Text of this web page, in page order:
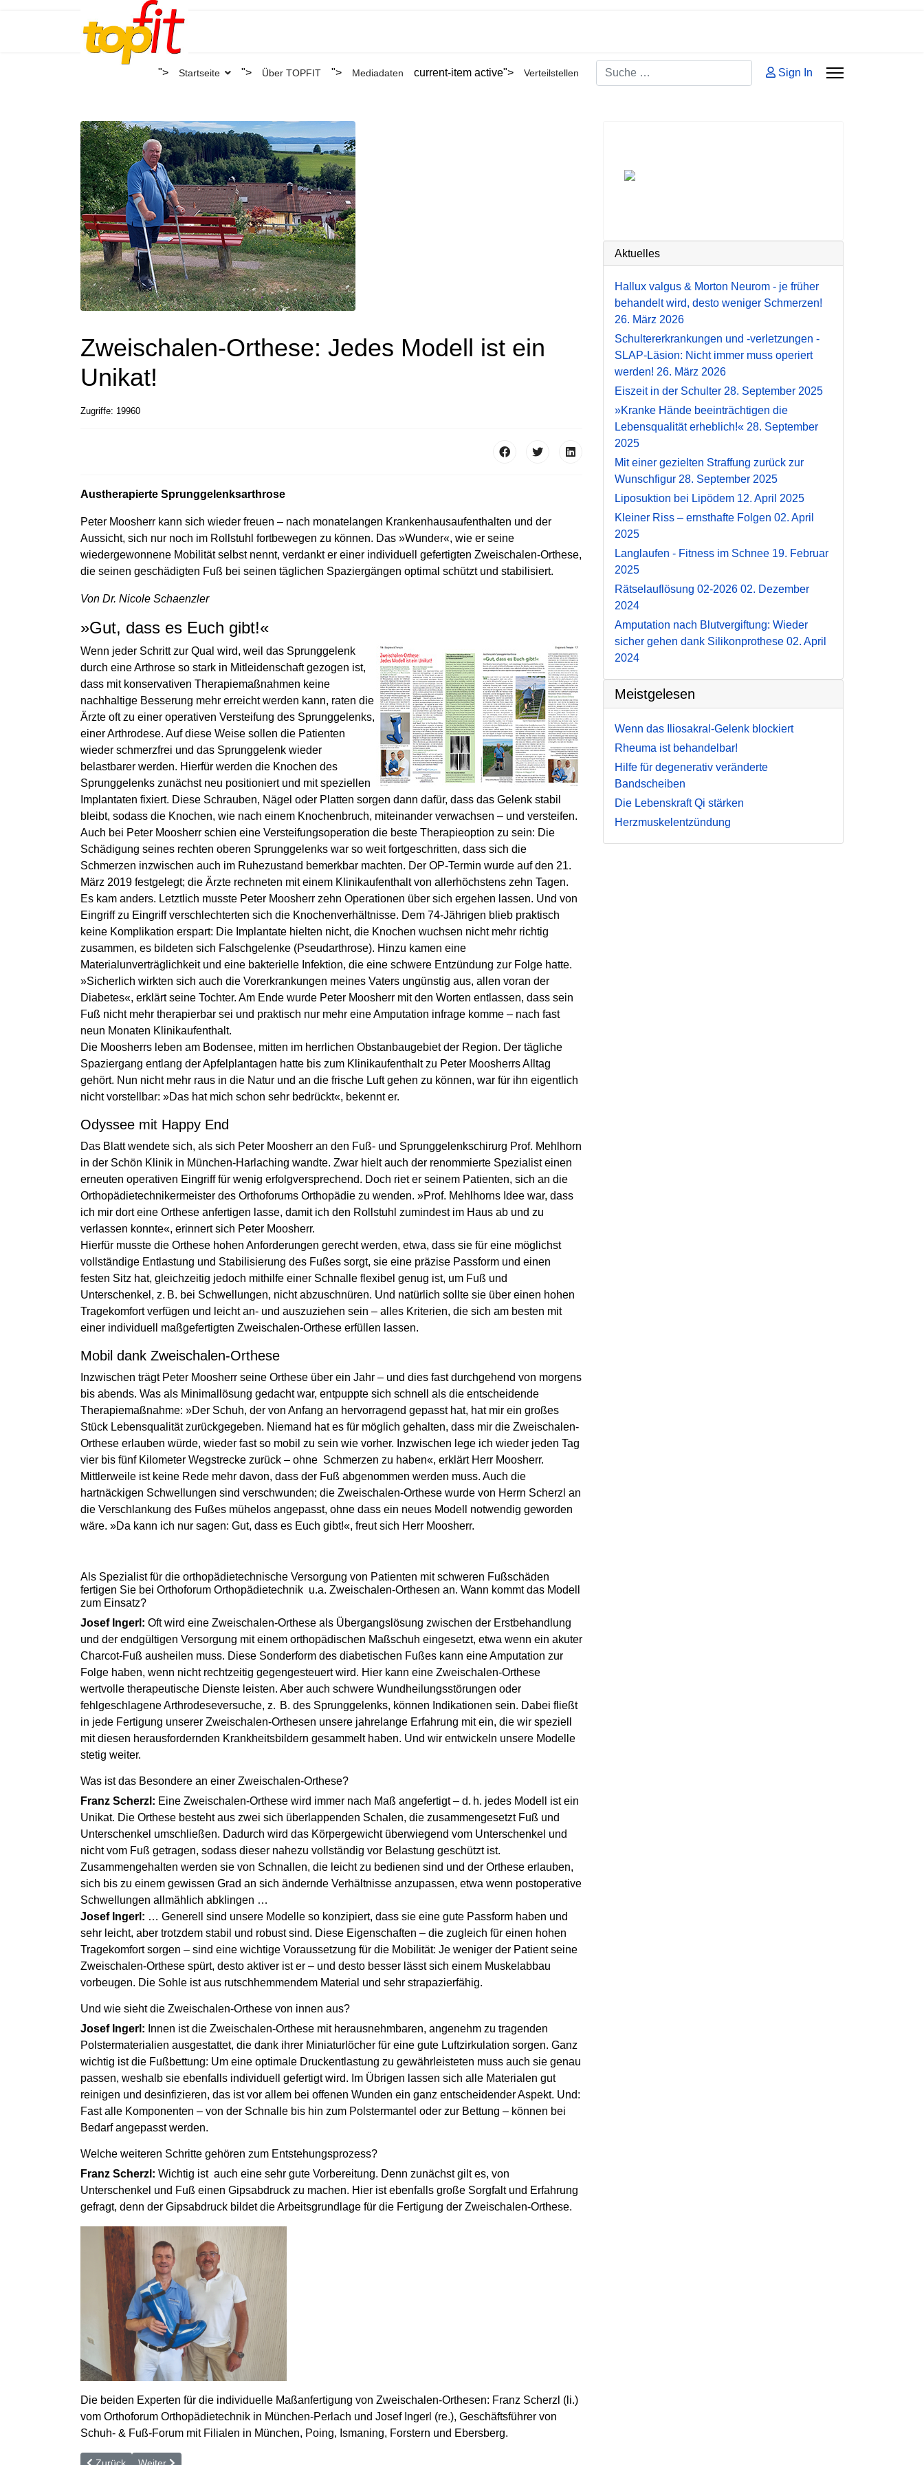
"> Startseite "> Über TOPFIT "> Mediadaten current-item active"> Verteilstellen Suchen Sign In
Zweischalen-Orthese: Jedes Modell ist ein
Unikat!
Zugriffe: 19960
Austherapierte Sprunggelenksarthrose
Peter Moosherr kann sich wieder freuen – nach monatelangen Krankenhausaufenthalten und der
Aussicht, sich nur noch im Rollstuhl fortbewegen zu können. Das »Wunder«, wie er seine
wiedergewonnene Mobilität selbst nennt, verdankt er einer individuell gefertigten Zweischalen-Orthese,
die seinen geschädigten Fuß bei seinen täglichen Spaziergängen optimal schützt und stabilisiert.
Von Dr. Nicole Schaenzler
»Gut, dass es Euch gibt!«
Wenn jeder Schritt zur Qual wird, weil das Sprunggelenk
durch eine Arthrose so stark in Mitleidenschaft gezogen ist,
dass mit konservativen Therapiemaßnahmen keine
nachhaltige Besserung mehr erreicht werden kann, raten die
Ärzte oft zu einer operativen Versteifung des Sprunggelenks,
einer Arthrodese. Auf diese Weise sollen die Patienten
wieder schmerzfrei und das Sprunggelenk wieder
belastbarer werden. Hierfür werden die Knochen des
Sprunggelenks zunächst neu positioniert und mit speziellen
Implantaten fixiert. Diese Schrauben, Nägel oder Platten sorgen dann dafür, dass das Gelenk stabil
bleibt, sodass die Knochen, wie nach einem Knochenbruch, miteinander verwachsen – und versteifen.
Auch bei Peter Moosherr schien eine Versteifungsoperation die beste Therapieoption zu sein: Die
Schädigung seines rechten oberen Sprunggelenks war so weit fortgeschritten, dass sich die
Schmerzen inzwischen auch im Ruhezustand bemerkbar machten. Der OP-Termin wurde auf den 21.
März 2019 festgelegt; die Ärzte rechneten mit einem Klinikaufenthalt von allerhöchstens zehn Tagen.
Es kam anders. Letztlich musste Peter Moosherr zehn Operationen über sich ergehen lassen. Und von
Eingriff zu Eingriff verschlechterten sich die Knochenverhältnisse. Dem 74-Jährigen blieb praktisch
keine Komplikation erspart: Die Implantate hielten nicht, die Knochen wuchsen nicht mehr richtig
zusammen, es bildeten sich Falschgelenke (Pseudarthrose). Hinzu kamen eine
Materialunverträglichkeit und eine bakterielle Infektion, die eine schwere Entzündung zur Folge hatte.
»Sicherlich wirkten sich auch die Vorerkrankungen meines Vaters ungünstig aus, allen voran der
Diabetes«, erklärt seine Tochter. Am Ende wurde Peter Moosherr mit den Worten entlassen, dass sein
Fuß nicht mehr therapierbar sei und praktisch nur mehr eine Amputation infrage komme – nach fast
neun Monaten Klinikaufenthalt.
Die Moosherrs leben am Bodensee, mitten im herrlichen Obstanbaugebiet der Region. Der tägliche
Spaziergang entlang der Apfelplantagen hatte bis zum Klinikaufenthalt zu Peter Moosherrs Alltag
gehört. Nun nicht mehr raus in die Natur und an die frische Luft gehen zu können, war für ihn eigentlich
nicht vorstellbar: »Das hat mich schon sehr bedrückt«, bekennt er.
Odyssee mit Happy End
Das Blatt wendete sich, als sich Peter Moosherr an den Fuß- und Sprunggelenkschirurg Prof. Mehlhorn
in der Schön Klinik in München-Harlaching wandte. Zwar hielt auch der renommierte Spezialist einen
erneuten operativen Eingriff für wenig erfolgversprechend. Doch riet er seinem Patienten, sich an die
Orthopädietechnikermeister des Orthoforums Orthopädie zu wenden. »Prof. Mehlhorns Idee war, dass
ich mir dort eine Orthese anfertigen lasse, damit ich den Rollstuhl zumindest im Haus ab und zu
verlassen konnte«, erinnert sich Peter Moosherr.
Hierfür musste die Orthese hohen Anforderungen gerecht werden, etwa, dass sie für eine möglichst
vollständige Entlastung und Stabilisierung des Fußes sorgt, sie eine präzise Passform und einen
festen Sitz hat, gleichzeitig jedoch mithilfe einer Schnalle flexibel genug ist, um Fuß und
Unterschenkel, z. B. bei Schwellungen, nicht abzuschnüren. Und natürlich sollte sie über einen hohen
Tragekomfort verfügen und leicht an- und auszuziehen sein – alles Kriterien, die sich am besten mit
einer individuell maßgefertigten Zweischalen-Orthese erfüllen lassen.
Mobil dank Zweischalen-Orthese
Inzwischen trägt Peter Moosherr seine Orthese über ein Jahr – und dies fast durchgehend von morgens
bis abends. Was als Minimallösung gedacht war, entpuppte sich schnell als die entscheidende
Therapiemaßnahme: »Der Schuh, der von Anfang an hervorragend gepasst hat, hat mir ein großes
Stück Lebensqualität zurückgegeben. Niemand hat es für möglich gehalten, dass mir die Zweischalen-
Orthese erlauben würde, wieder fast so mobil zu sein wie vorher. Inzwischen lege ich wieder jeden Tag
vier bis fünf Kilometer Wegstrecke zurück – ohne Schmerzen zu haben«, erklärt Herr Moosherr.
Mittlerweile ist keine Rede mehr davon, dass der Fuß abgenommen werden muss. Auch die
hartnäckigen Schwellungen sind verschwunden; die Zweischalen-Orthese wurde von Herrn Scherzl an
die Verschlankung des Fußes mühelos angepasst, ohne dass ein neues Modell notwendig geworden
wäre. »Da kann ich nur sagen: Gut, dass es Euch gibt!«, freut sich Herr Moosherr.
Als Spezialist für die orthopädietechnische Versorgung von Patienten mit schweren Fußschäden
fertigen Sie bei Orthoforum Orthopädietechnik u.a. Zweischalen-Orthesen an. Wann kommt das Modell
zum Einsatz?
Josef Ingerl: Oft wird eine Zweischalen-Orthese als Übergangslösung zwischen der Erstbehandlung
und der endgültigen Versorgung mit einem orthopädischen Maßschuh eingesetzt, etwa wenn ein akuter
Charcot-Fuß ausheilen muss. Diese Sonderform des diabetischen Fußes kann eine Amputation zur
Folge haben, wenn nicht rechtzeitig gegengesteuert wird. Hier kann eine Zweischalen-Orthese
wertvolle therapeutische Dienste leisten. Aber auch schwere Wundheilungsstörungen oder
fehlgeschlagene Arthrodeseversuche, z. B. des Sprunggelenks, können Indikationen sein. Dabei fließt
in jede Fertigung unserer Zweischalen-Orthesen unsere jahrelange Erfahrung mit ein, die wir speziell
mit diesen herausfordernden Krankheitsbildern gesammelt haben. Und wir entwickeln unsere Modelle
stetig weiter.
Was ist das Besondere an einer Zweischalen-Orthese?
Franz Scherzl: Eine Zweischalen-Orthese wird immer nach Maß angefertigt – d. h. jedes Modell ist ein
Unikat. Die Orthese besteht aus zwei sich überlappenden Schalen, die zusammengesetzt Fuß und
Unterschenkel umschließen. Dadurch wird das Körpergewicht überwiegend vom Unterschenkel und
nicht vom Fuß getragen, sodass dieser nahezu vollständig vor Belastung geschützt ist.
Zusammengehalten werden sie von Schnallen, die leicht zu bedienen sind und der Orthese erlauben,
sich bis zu einem gewissen Grad an sich ändernde Verhältnisse anzupassen, etwa wenn postoperative
Schwellungen allmählich abklingen …
Josef Ingerl: … Generell sind unsere Modelle so konzipiert, dass sie eine gute Passform haben und
sehr leicht, aber trotzdem stabil und robust sind. Diese Eigenschaften – die zugleich für einen hohen
Tragekomfort sorgen – sind eine wichtige Voraussetzung für die Mobilität: Je weniger der Patient seine
Zweischalen-Orthese spürt, desto aktiver ist er – und desto besser lässt sich einem Muskelabbau
vorbeugen. Die Sohle ist aus rutschhemmendem Material und sehr strapazierfähig.
Und wie sieht die Zweischalen-Orthese von innen aus?
Josef Ingerl: Innen ist die Zweischalen-Orthese mit herausnehmbaren, angenehm zu tragenden
Polstermaterialien ausgestattet, die dank ihrer Miniaturlöcher für eine gute Luftzirkulation sorgen. Ganz
wichtig ist die Fußbettung: Um eine optimale Druckentlastung zu gewährleisteten muss auch sie genau
passen, weshalb sie ebenfalls individuell gefertigt wird. Im Übrigen lassen sich alle Materialen gut
reinigen und desinfizieren, das ist vor allem bei offenen Wunden ein ganz entscheidender Aspekt. Und:
Fast alle Komponenten – von der Schnalle bis hin zum Polstermantel oder zur Bettung – können bei
Bedarf angepasst werden.
Welche weiteren Schritte gehören zum Entstehungsprozess?
Franz Scherzl: Wichtig ist auch eine sehr gute Vorbereitung. Denn zunächst gilt es, von
Unterschenkel und Fuß einen Gipsabdruck zu machen. Hier ist ebenfalls große Sorgfalt und Erfahrung
gefragt, denn der Gipsabdruck bildet die Arbeitsgrundlage für die Fertigung der Zweischalen-Orthese.
Die beiden Experten für die individuelle Maßanfertigung von Zweischalen-Orthesen: Franz Scherzl (li.)
vom Orthoforum Orthopädietechnik in München-Perlach und Josef Ingerl (re.), Geschäftsführer von
Schuh- & Fuß-Forum mit Filialen in München, Poing, Ismaning, Forstern und Ebersberg.
Vorheriger Beitrag: Hilfe für breite Füße dank individueller Einlagen
Nächster Beitrag: Polyneuropathie — wenn die Füße brennen
Aktuelles
Hallux valgus & Morton Neurom - je früher
behandelt wird, desto weniger Schmerzen!
26. März 2026
Schultererkrankungen und -verletzungen -
SLAP-Läsion: Nicht immer muss operiert
werden! 26. März 2026
Eiszeit in der Schulter 28. September 2025
»Kranke Hände beeinträchtigen die
Lebensqualität erheblich!« 28. September
2025
Mit einer gezielten Straffung zurück zur
Wunschfigur 28. September 2025
Liposuktion bei Lipödem 12. April 2025
Kleiner Riss – ernsthafte Folgen 02. April
2025
Langlaufen - Fitness im Schnee 19. Februar
2025
Rätselauflösung 02-2026 02. Dezember
2024
Amputation nach Blutvergiftung: Wieder
sicher gehen dank Silikonprothese 02. April
2024
Meistgelesen
Wenn das Iliosakral-Gelenk blockiert
Rheuma ist behandelbar!
Hilfe für degenerativ veränderte
Bandscheiben
Die Lebenskraft Qi stärken
Herzmuskelentzündung